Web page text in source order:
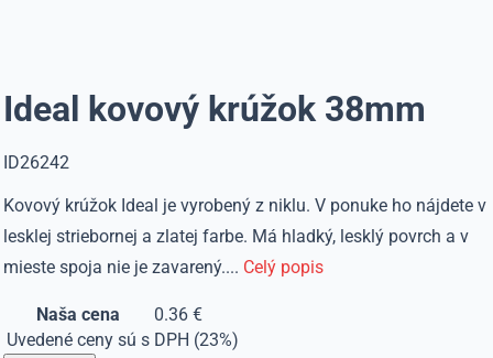
Ideal kovový krúžok 38mm
ID26242
Kovový krúžok Ideal je vyrobený z niklu. V ponuke ho nájdete v
lesklej striebornej a zlatej farbe. Má hladký, lesklý povrch a v
mieste spoja nie je zavarený.... Celý popis
Naša cena
0.36 €
Uvedené ceny sú s DPH (23%)